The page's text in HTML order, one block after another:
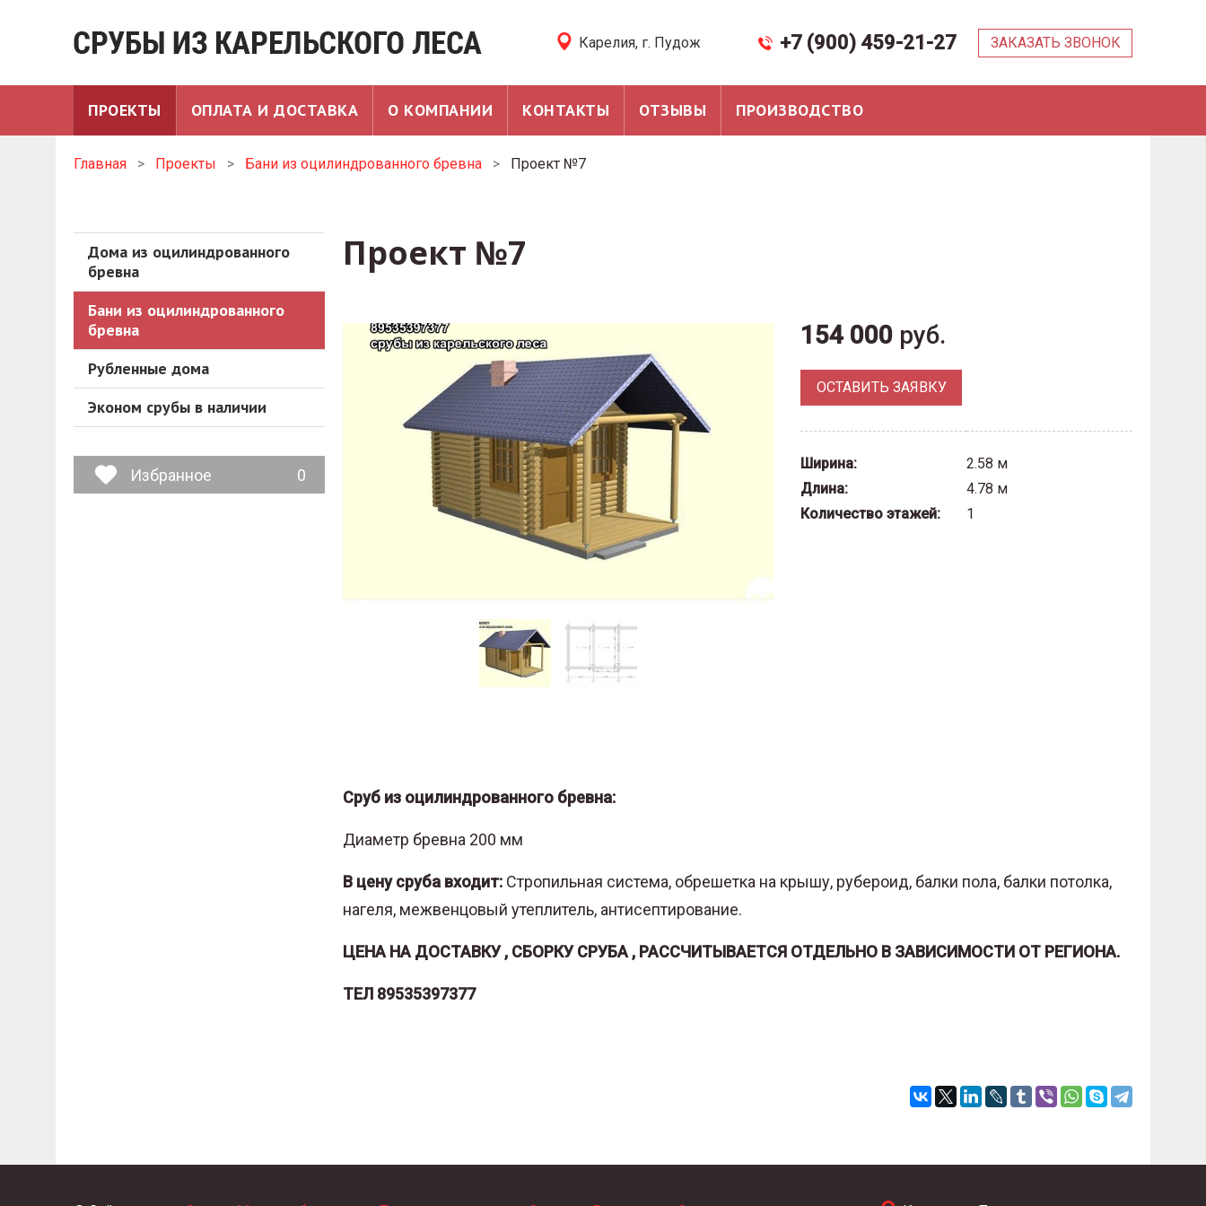
Карелия, г. Пудож +7 (900) 459-21-27 ЗАКАЗАТЬ ЗВОНОК
ПРОЕКТЫ ОПЛАТА И ДОСТАВКА О КОМПАНИИ КОНТАКТЫ ОТЗЫВЫ ПРОИЗВОДСТВО
Главная > Проекты > Бани из оцилиндрованного бревна > Проект №7
Дома из оцилиндрованного
бревна
Бани из оцилиндрованного
бревна
Рубленные дома
Эконом срубы в наличии
Избранное 0
Проект №7
154 000 руб.
ОСТАВИТЬ ЗАЯВКУ
Ширина:
2.58 м
Длина:
4.78 м
Количество этажей:
1
Сруб из оцилиндрованного бревна:
Диаметр бревна 200 мм
В цену сруба входит: Стропильная система, обрешетка на крышу, рубероид, балки пола, балки потолка,
нагеля, межвенцовый утеплитель, антисептирование.
ЦЕНА НА ДОСТАВКУ , СБОРКУ СРУБА , РАССЧИТЫВАЕТСЯ ОТДЕЛЬНО В ЗАВИСИМОСТИ ОТ РЕГИОНА.
ТЕЛ 89535397377